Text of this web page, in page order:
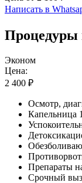
Написать в
Процедуры
Эконом
Цена:
2 400 ₽
Осмотр,
Капельница
Препараты
Срочный